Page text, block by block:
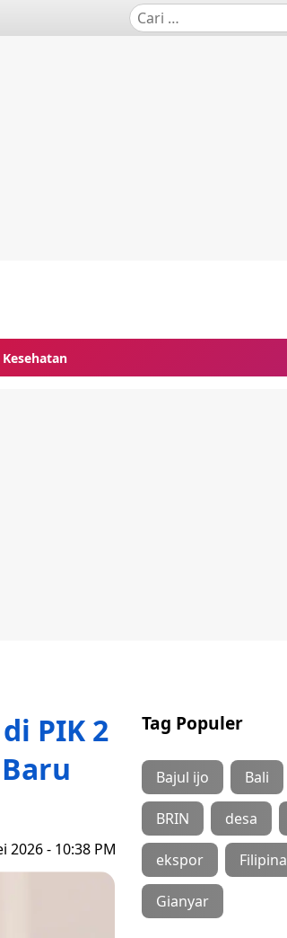
Kesehatan
PIK 2
2026 - 10:38 PM
Tag Populer
Bajul ijo Bali
BRIN desa
ekspor Filipina
Gianyar